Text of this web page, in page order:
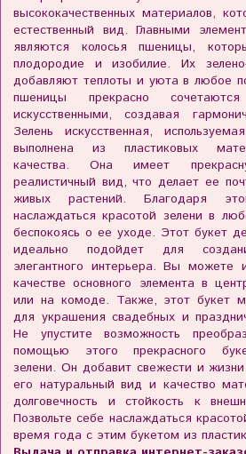
высококачественных материалов,
естественный вид. Главными
являются колосья пшеницы,
плодородие и изобилие. Их
добавляют теплоты и уюта в любое
пшеницы прекрасно
искусственными, создавая
Зелень искусственная,
выполнена из пластиковых
качества. Она имеет
реалистичный вид, что делает ее
живых растений. Благодаря
наслаждаться красотой зелени в
беспокоясь о ее уходе. Этот букет
идеально подойдет для
элегантного интерьера. Вы можете
качестве основного элемента в
или на комоде. Также, этот букет
для украшения свадебных и
Не упустите возможность
помощью этого прекрасного
зелени. Он добавит свежести и
его натуральный вид и качество
долговечность и стойкость к
Позвольте себе наслаждаться
время года с этим букетом из